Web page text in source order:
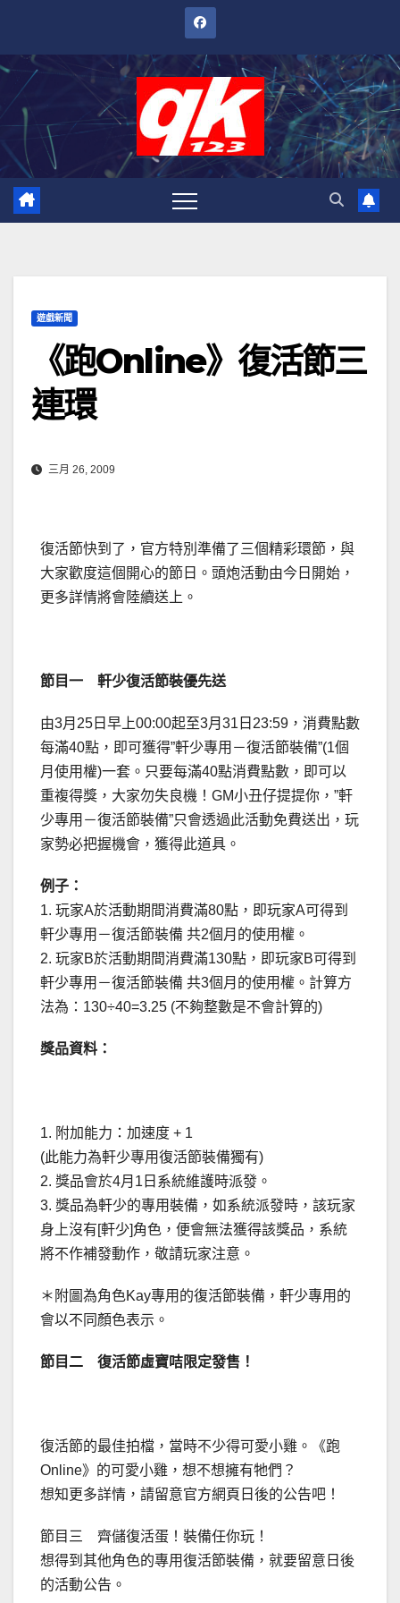
內
遊戲新聞
《跑Online》復活節三
連環
三月 26, 2009
復活節快到了，官方特別準備了三個精彩環節，與
大家歡度這個開心的節日。頭炮活動由今日開始，
更多詳情將會陸續送上。
節目一 軒少復活節裝優先送
由3月25日早上00:00起至3月31日23:59，消費點數
每滿40點，即可獲得”軒少專用－復活節裝備”(1個
月使用權)一套。只要每滿40點消費點數，即可以
重複得獎，大家勿失良機！GM小丑仔提提你，”軒
少專用－復活節裝備”只會透過此活動免費送出，玩
家勢必把握機會，獲得此道具。
例子：
1. 玩家A於活動期間消費滿80點，即玩家A可得到
軒少專用－復活節裝備 共2個月的使用權。
2. 玩家B於活動期間消費滿130點，即玩家B可得到
軒少專用－復活節裝備 共3個月的使用權。計算方
法為：130÷40=3.25 (不夠整數是不會計算的)
獎品資料：
1. 附加能力：加速度 + 1
(此能力為軒少專用復活節裝備獨有)
2. 獎品會於4月1日系統維護時派發。
3. 獎品為軒少的專用裝備，如系統派發時，該玩家
身上沒有[軒少]角色，便會無法獲得該獎品，系統
將不作補發動作，敬請玩家注意。
＊附圖為角色Kay專用的復活節裝備，軒少專用的
會以不同顏色表示。
節目二 復活節虛寶咭限定發售！
復活節的最佳拍檔，當時不少得可愛小雞。《跑
Online》的可愛小雞，想不想擁有牠們？
想知更多詳情，請留意官方網頁日後的公告吧！
節目三 齊儲復活蛋！裝備任你玩！
想得到其他角色的專用復活節裝備，就要留意日後
的活動公告。